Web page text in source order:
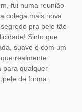
fui numa reunião
colega mais nova
pra pele tão
Sinto que
suave e com um
realmente
para qualquer
pele de forma